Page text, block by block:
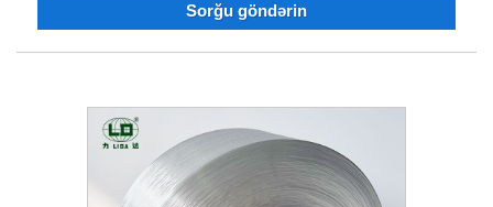
hazırda güclü texniki işçi qüvvəsinə, birinci dərəcəli alətlərə,
qazan vəziyyəti yaratmaq üçün birlikdə işləyə bilərik və
Çində uzunmüddətli tərəfdaşınız olmaq fürsətini alqışlayırıq.
Sorğu göndərin